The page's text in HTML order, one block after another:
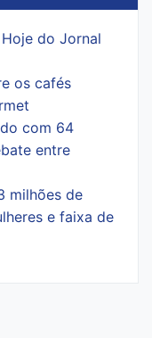
do Jornal
os cafés
com 64
entre
milhões de
e faixa de